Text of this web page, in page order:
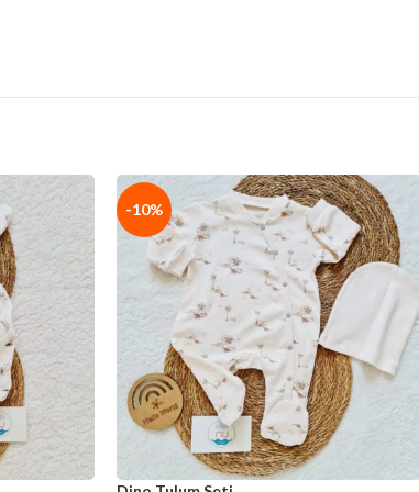
-10%